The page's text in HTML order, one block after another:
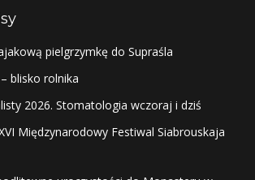
pielgrzymkę do Supraśla
blisko rolnika
2026. Stomatologia wczoraj i dziś
Międzynarodowy Festiwal Siabrouskaja